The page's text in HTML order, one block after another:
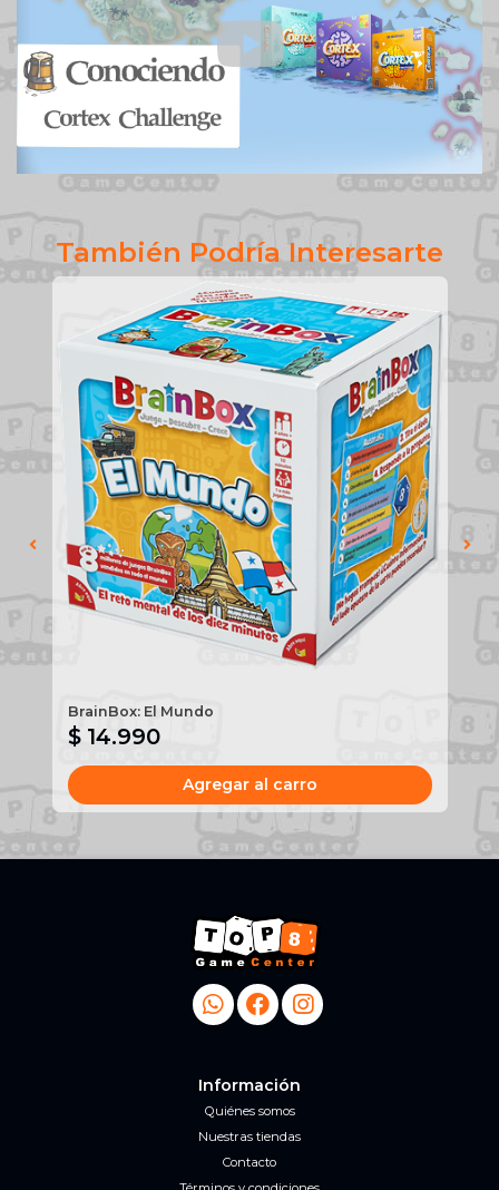
También Podría Interesarte
BrainBox: El Mundo
$ 14.990
Agregar al carro
Información
Quiénes somos
Nuestras tiendas
Contacto